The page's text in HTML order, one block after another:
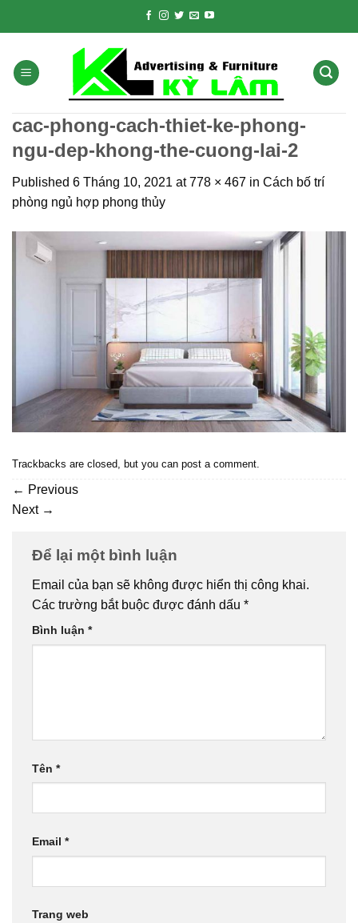
cac-phong-cach-thiet-ke-phong-
ngu-dep-khong-the-cuong-lai-2
Published 6 Tháng 10, 2021 at778 × 467 in Cách bố trí
phòng ngủ hợp phong thủy
Trackbacks are closed, but you can post a comment.
← Previous
Next →
Để lại một bình luận
Email của bạn sẽ không được hiển thị công khai.
Các trường bắt buộc được đánh dấu *
Bình luận *
Tên *
Email *
Trang web